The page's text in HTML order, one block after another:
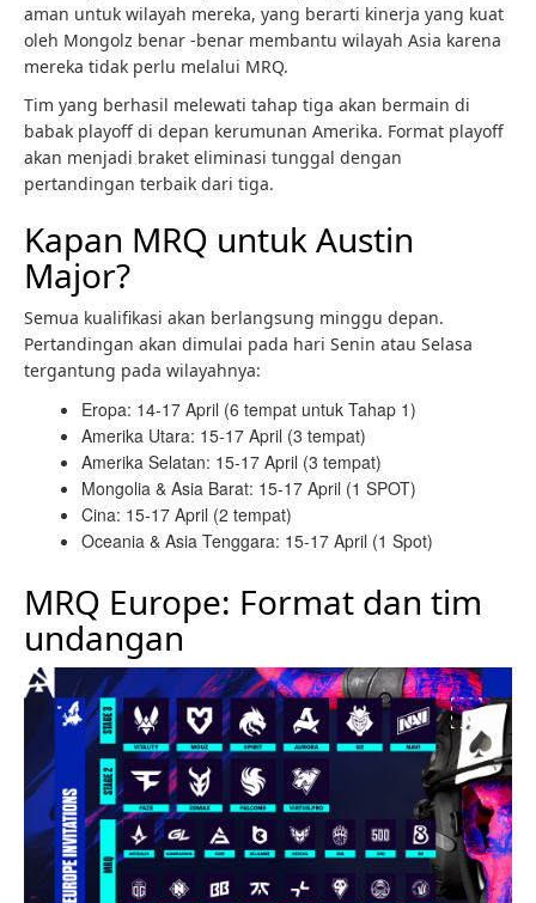
aman untuk wilayah mereka, yang berarti kinerja yang kuat
oleh Mongolz benar -benar membantu wilayah Asia karena
mereka tidak perlu melalui MRQ.
Tim yang berhasil melewati tahap tiga akan bermain di
babak playoff di depan kerumunan Amerika. Format playoff
akan menjadi braket eliminasi tunggal dengan
pertandingan terbaik dari tiga.
Kapan MRQ untuk Austin
Major?
Semua kualifikasi akan berlangsung minggu depan.
Pertandingan akan dimulai pada hari Senin atau Selasa
tergantung pada wilayahnya:
Eropa: 14-17 April (6 tempat untuk Tahap 1)
Amerika Utara: 15-17 April (3 tempat)
Amerika Selatan: 15-17 April (3 tempat)
Mongolia & Asia Barat: 15-17 April (1 SPOT)
Cina: 15-17 April (2 tempat)
Oceania & Asia Tenggara: 15-17 April (1 Spot)
MRQ Europe: Format dan tim
undangan